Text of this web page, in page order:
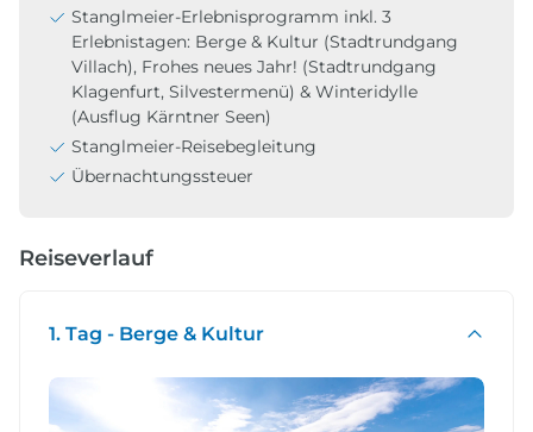
Stanglmeier-Erlebnisprogramm inkl. 3
Erlebnistagen: Berge & Kultur (Stadtrundgang
Villach), Frohes neues Jahr! (Stadtrundgang
Klagenfurt, Silvestermenü) & Winteridylle
(Ausflug Kärntner Seen)
Stanglmeier-Reisebegleitung
Übernachtungssteuer
Reiseverlauf
1. Tag - Berge & Kultur